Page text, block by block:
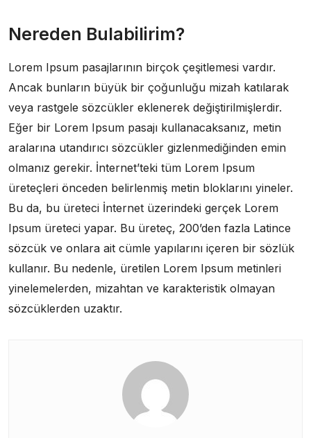
Nereden Bulabilirim?
Lorem Ipsum pasajlarının birçok çeşitlemesi vardır.
Ancak bunların büyük bir çoğunluğu mizah katılarak
veya rastgele sözcükler eklenerek değiştirilmişlerdir.
Eğer bir Lorem Ipsum pasajı kullanacaksanız, metin
aralarına utandırıcı sözcükler gizlenmediğinden emin
olmanız gerekir. İnternet’teki tüm Lorem Ipsum
üreteçleri önceden belirlenmiş metin bloklarını yineler.
Bu da, bu üreteci İnternet üzerindeki gerçek Lorem
Ipsum üreteci yapar. Bu üreteç, 200’den fazla Latince
sözcük ve onlara ait cümle yapılarını içeren bir sözlük
kullanır. Bu nedenle, üretilen Lorem Ipsum metinleri
yinelemelerden, mizahtan ve karakteristik olmayan
sözcüklerden uzaktır.